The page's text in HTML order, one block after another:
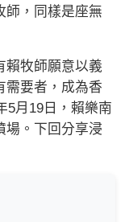
，同樣是座無
牧師願意以義
需要者，成為香
5月19日，賴樂南
場。下回分享浸